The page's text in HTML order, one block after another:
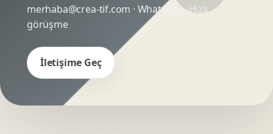
merhaba@crea-tif.com · WhatsApp:Hızlı
görüşme
İletişime Geç